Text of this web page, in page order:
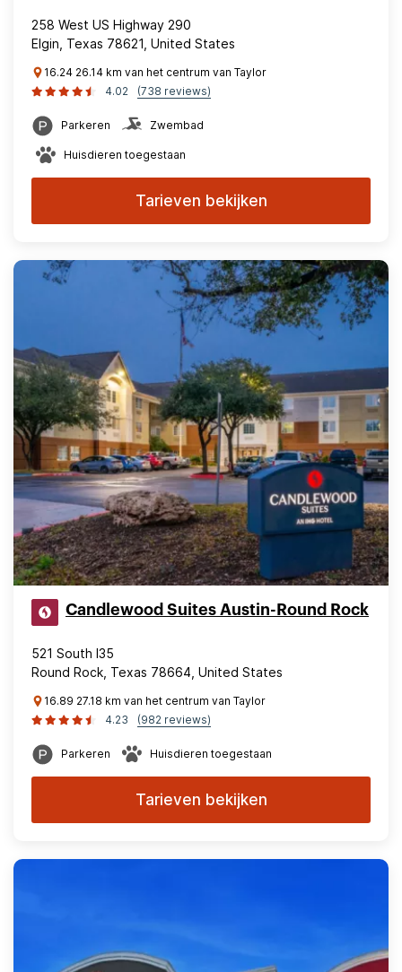
258 West US Highway 290
Elgin, Texas 78621, United States
16.24 26.14 km van het centrum van Taylor
4.02
(738 reviews)
Parkeren Zwembad
Huisdieren toegestaan
Tarieven bekijken
Candlewood Suites Austin-Round Rock
521 South I35
Round Rock, Texas 78664, United States
16.89 27.18 km van het centrum van Taylor
4.23
(982 reviews)
Parkeren Huisdieren toegestaan
Tarieven bekijken